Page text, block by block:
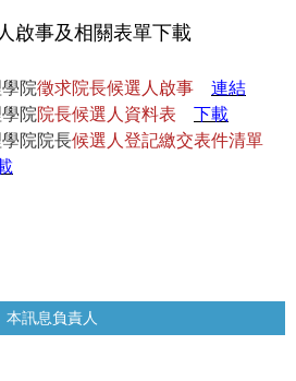
啟事及相關表單下載
院徵求院長候選人啟事
連結
院院長候選人資料表
下載
院院長候選人登記繳交表件清單
本訊息負責人